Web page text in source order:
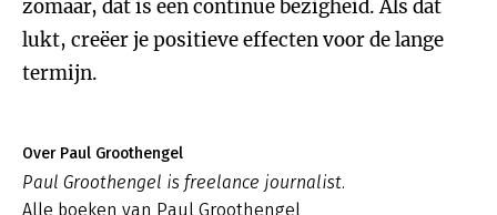
zomaar, dat is een continue bezigheid. Als dat
lukt, creëer je positieve effecten voor de lange
termijn.
Over Paul Groothengel
Paul Groothengel is freelance journalist.
Alle boeken van Paul Groothengel